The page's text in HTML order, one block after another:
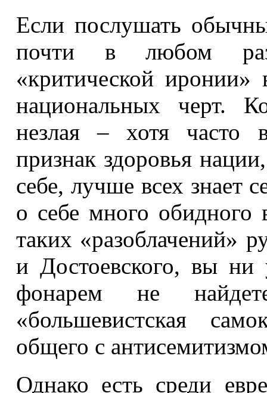
Если послушать
почти в любом
«критической иронии»
национальных черт.
незлая – хотя часто
признак здоровья
себе, лучше всех знает
о себе много обидного
таких «разоблачений»
и Достоевского, вы
фонарем не
«большевистская
общего с
Однако есть среди